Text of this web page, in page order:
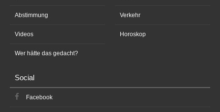
Abstimmung
Videos
Wer hätte das gedacht?
Verkehr
Horoskop
Social
Facebook